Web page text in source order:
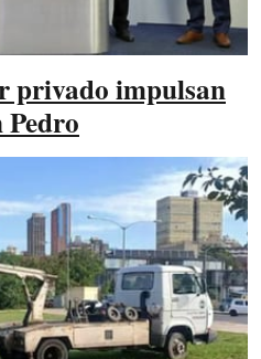
privado impulsan